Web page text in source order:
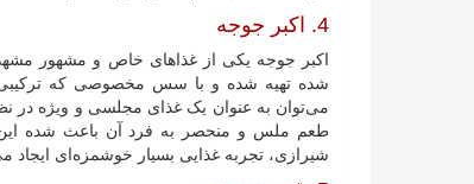
4. اکبر جوجه
اکبر جوجه یکی از غذاهای خاص و مشهور
شده تهیه شده و با سس مخصوصی که ترکیبی
می‌توان به عنوان یک غذای مجلسی و ویژه در
طعم ملس و منحصر به فرد آن باعث شده این
شیرازی، تجربه غذایی بسیار خوشمزه‌ای ایجاد